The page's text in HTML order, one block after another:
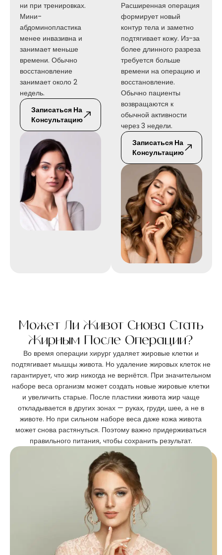
ни при тренировках.
Мини-
абдоминопластика
менее инвазивна и
занимает меньше
времени. Обычно
восстановление
занимает около 2
недель.
Записаться На
Консультацию
Расширенная операция
формирует новый
контур тела и заметно
подтягивает кожу. Из-за
более длинного разреза
требуется больше
времени на операцию и
восстановление.
Обычно пациенты
возвращаются к
обычной активности
через 3 недели.
Записаться На
Консультацию
Может Ли Живот Снова Стать
Жирным После Операции?
Во время операции хирург удаляет жировые клетки и
подтягивает мышцы живота. Но удаление жировых клеток не
гарантирует, что жир никогда не вернётся. При значительном
наборе веса организм может создать новые жировые клетки
и увеличить старые. После пластики живота жир чаще
откладывается в других зонах — руках, груди, шее, а не в
животе. Но при сильном наборе веса даже кожа живота
может снова растянуться. Поэтому важно придерживаться
правильного питания, чтобы сохранить результат.